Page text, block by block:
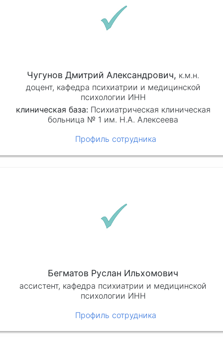
Чугунов Дмитрий Александрович, к.м.н.
доцент, кафедра психиатрии и медицинской
психологии ИНН
клиническая база: Психиатрическая клиническая
больница № 1 им. Н.А. Алексеева
Профиль сотрудника
Бегматов Руслан Ильхомович
ассистент, кафедра психиатрии и медицинской
психологии ИНН
Профиль сотрудника